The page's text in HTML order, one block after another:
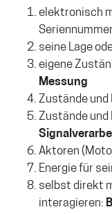
elektronisch
seine Lage
eigene
Messung
Zustände
Zustände und
Aktoren
Energie für
selbst direkt
interagieren: